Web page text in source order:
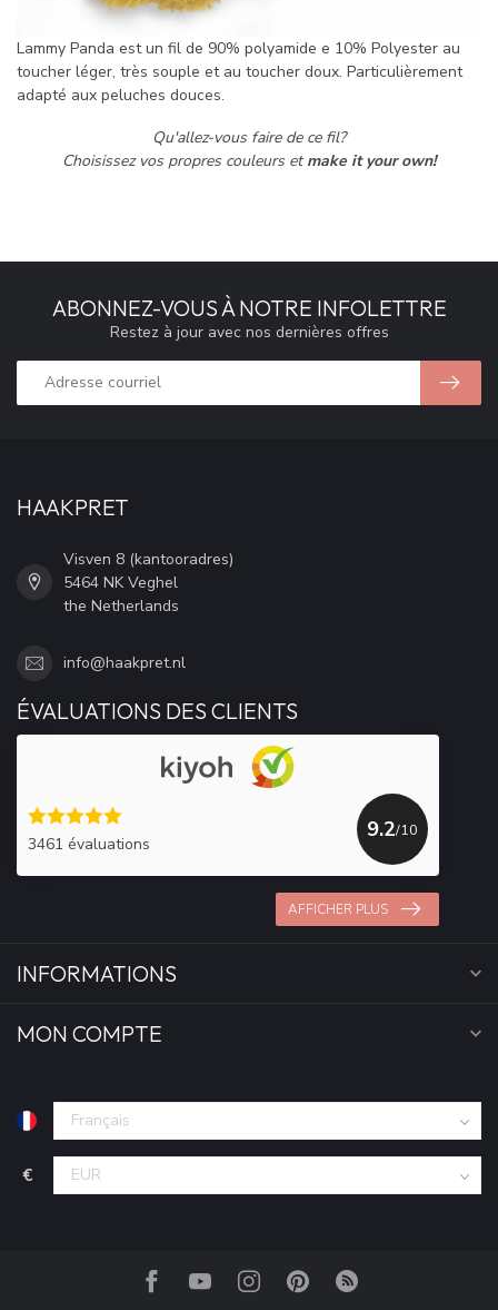
Lammy Panda est un fil de 90% polyamide e 10% Polyester au
toucher léger, très souple et au toucher doux. Particulièrement
adapté aux peluches douces.
Qu'allez-vous faire de ce fil?
Choisissez vos propres couleurs et make it your own!
ABONNEZ-VOUS À NOTRE INFOLETTRE
Restez à jour avec nos dernières offres
HAAKPRET
Visven 8 (kantooradres)
5464 NK Veghel
the Netherlands
info@haakpret.nl
ÉVALUATIONS DES CLIENTS
3461 évaluations
9.2/10
AFFICHER PLUS
INFORMATIONS
MON COMPTE
€